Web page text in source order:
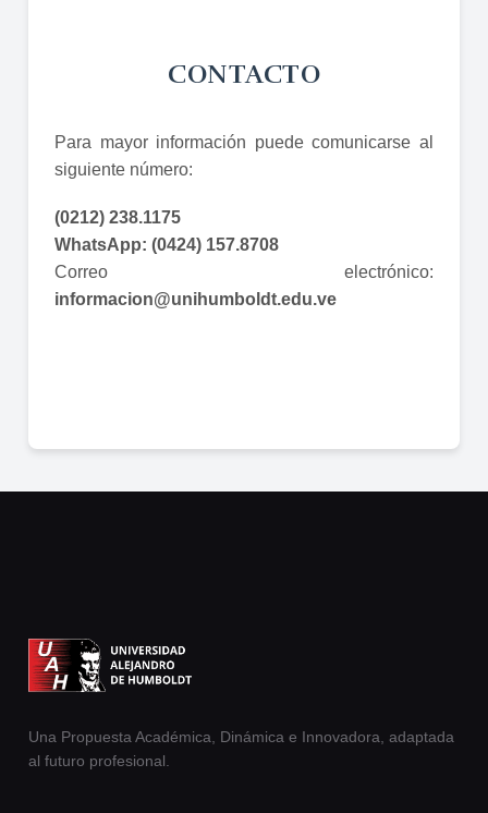
CONTACTO
Para mayor información puede comunicarse al
siguiente número:
(0212) 238.1175
WhatsApp: (0424) 157.8708
Correo electrónico:
informacion@unihumboldt.edu.ve
Una Propuesta Académica, Dinámica e Innovadora, adaptada
al futuro profesional.